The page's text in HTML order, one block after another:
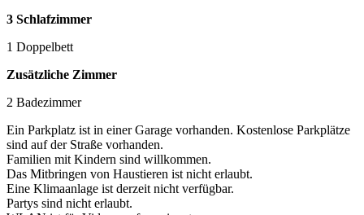
3 Schlafzimmer
1 Doppelbett
Zusätzliche Zimmer
2 Badezimmer
Ein Parkplatz ist in einer Garage vorhanden. Kostenlose Parkplätze
sind auf der Straße vorhanden.
Familien mit Kindern sind willkommen.
Das Mitbringen von Haustieren ist nicht erlaubt.
Eine Klimaanlage ist derzeit nicht verfügbar.
Partys sind nicht erlaubt.